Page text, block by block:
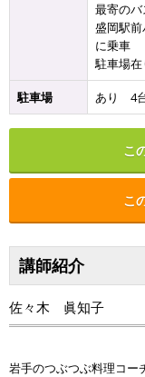
最寄の
盛岡駅
に乗車
駐車場
駐車場 あり 4
こ
こ
講師紹介
佐々木 眞知子
岩手のつぶつぶ料理コー